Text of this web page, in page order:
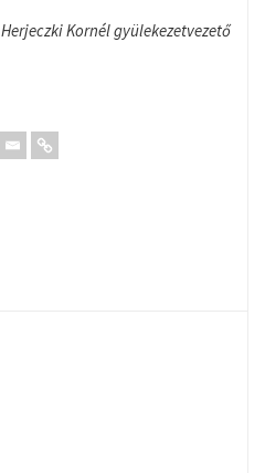
Herjeczki Kornél gyülekezetvezető